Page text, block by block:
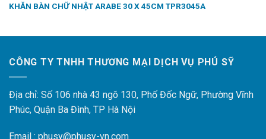
KHĂN BÀN CHỮ NHẬT ARABE 30 X 45CM TPR3045A
CÔNG TY TNHH THƯƠNG MẠI DỊCH VỤ PHÚ SỸ
Địa chỉ: Số 106 nhà 43 ngõ 130, Phố Đốc Ngữ, Phường Vĩnh
Phúc, Quận Ba Đình, TP Hà Nội
Email : phusy@phusy-vn.com